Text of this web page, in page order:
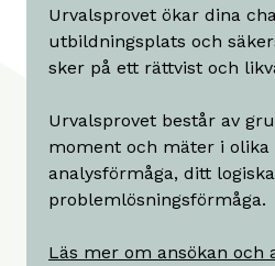
Urvalsprovet ökar dina
utbildningsplats och
sker på ett rättvist och
Urvalsprovet består av
moment och mäter i olika
analysförmåga, ditt
problemlösningsförmåga.
Läs mer om ansökan och